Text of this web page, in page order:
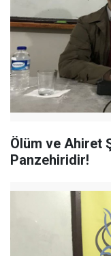
Ölüm ve Ahiret
Panzehiridir!